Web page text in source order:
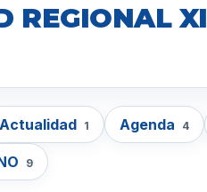
REGIONAL XI
Actualidad 1 Agenda 4
9